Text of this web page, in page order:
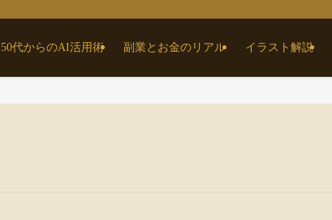
50代からのAI活用術 副業とお金のリアル イラスト解説